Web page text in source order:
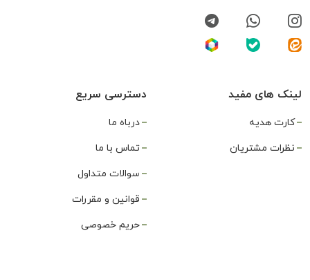
لینک های مفید
کارت هدیه
نظرات مشتریان
دسترسی سریع
درباه ما
تماس با ما
سوالات متداول
قوانین و مقررات
حریم خصوصی